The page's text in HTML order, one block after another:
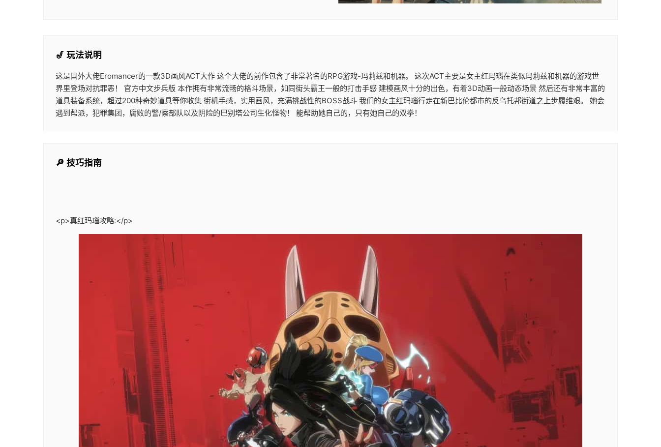
🎷 玩法说明
这是国外大佬Eromancer的一款3D画风ACT大作 这个大佬的前作包含了非常著名的RPG游戏-玛莉兹和机器。 这次ACT主要是女主红玛瑙在类似玛莉兹和机器的游戏世
界里登场对抗罪恶！ 官方中文步兵版 本作拥有非常流畅的格斗场景，如同街头霸王一般的打击手感 建模画风十分的出色，有着3D动画一般动态场景 然后还有非常丰富的
道具装备系统，超过200种奇妙道具等你收集 街机手感，实用画风，充满挑战性的BOSS战斗 我们的女主红玛瑙行走在新巴比伦都市的反乌托邦街道之上步履维艰。 她会
遇到帮派，犯罪集团，腐败的警/察部队以及阴险的巴别塔公司生化怪物！ 能帮助她自己的，只有她自己的双拳！
🔎 技巧指南
<p>真红玛瑙攻略:</p>